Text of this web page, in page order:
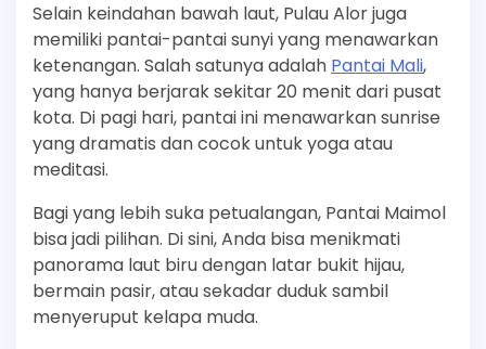
Selain keindahan bawah laut, Pulau Alor juga
memiliki pantai-pantai sunyi yang menawarkan
ketenangan. Salah satunya adalah Pantai Mali,
yang hanya berjarak sekitar 20 menit dari pusat
kota. Di pagi hari, pantai ini menawarkan sunrise
yang dramatis dan cocok untuk yoga atau
meditasi.
Bagi yang lebih suka petualangan, Pantai Maimol
bisa jadi pilihan. Di sini, Anda bisa menikmati
panorama laut biru dengan latar bukit hijau,
bermain pasir, atau sekadar duduk sambil
menyeruput kelapa muda.